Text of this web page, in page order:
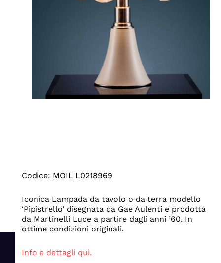
Codice: MOILIL0218969
Iconica Lampada da tavolo o da terra modello
‘Pipistrello’ disegnata da Gae Aulenti e prodotta
da Martinelli Luce a partire dagli anni ’60. In
ottime condizioni originali.
Info e dettagli qui.